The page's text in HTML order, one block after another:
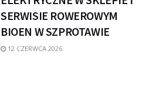
SERWISIE ROWEROWYM
BIOEN W SZPROTAWIE
12 CZERWCA 2026